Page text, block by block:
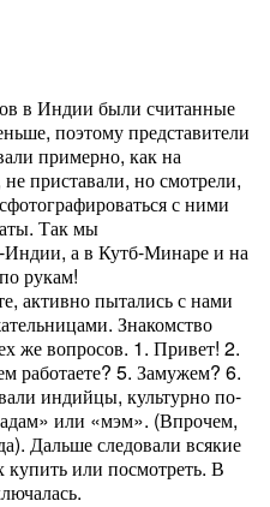
в Индии были считанные
поэтому представители
примерно, как на
приставали, но смотрели,
с ними
Так мы
Индии, а в Кутб-Минаре и на
рукам!
активно пытались с нами
Знакомство
же вопросов. 1. Привет! 2.
работаете? 5. Замужем? 6.
индийцы, культурно по-
или «мэм». (Впрочем,
Дальше следовали всякие
или посмотреть. В